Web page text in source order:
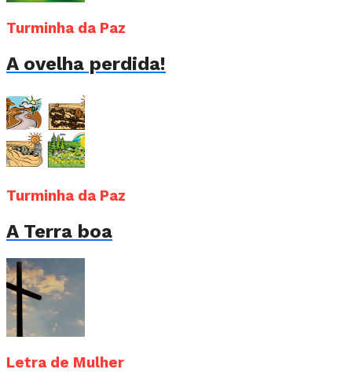
Turminha da Paz
A ovelha perdida!
Turminha da Paz
A Terra boa
Letra de Mulher